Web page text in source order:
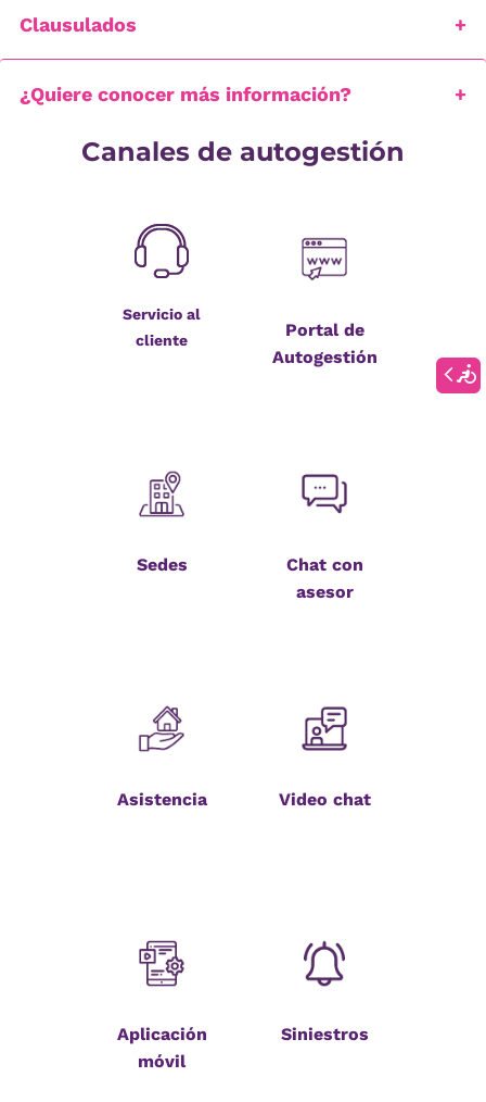
Clausulados
¿Quiere conocer más información?
Canales de autogestión
Servicio al
cliente
Portal de
Autogestión
Sedes
Chat con
asesor
Asistencia Video chat
Aplicación
móvil
Siniestros